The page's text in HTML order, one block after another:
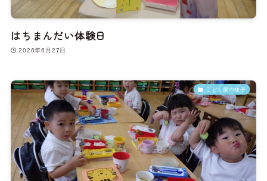
はちまんだい体験日
2026年6月27日
こども園の様子